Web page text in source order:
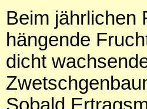
Beim jährlichen
hängende
dicht
Sobald